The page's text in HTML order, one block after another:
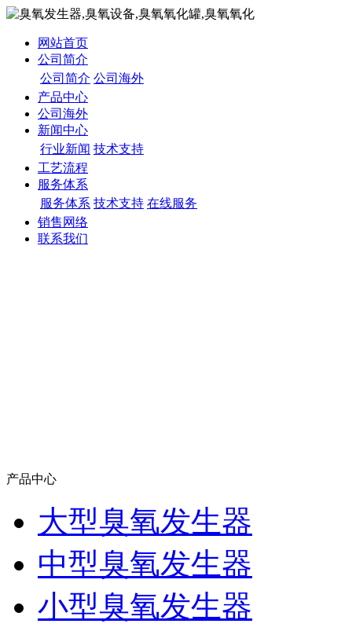
网站首页
公司简介
公司简介 公司海外
产品中心
公司海外
新闻中心
行业新闻 技术支持
工艺流程
服务体系
服务体系 技术支持 在线服务
销售网络
联系我们
产品中心
大型臭氧发生器
中型臭氧发生器
小型臭氧发生器